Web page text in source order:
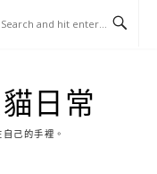
日常
己的手裡。